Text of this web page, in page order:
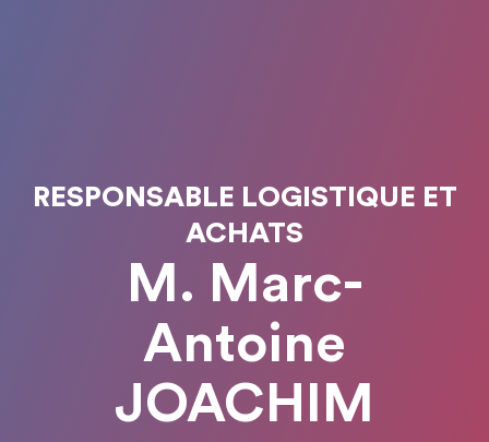
RESPONSABLE LOGISTIQUE ET
ACHATS
M. Marc-
Antoine
JOACHIM